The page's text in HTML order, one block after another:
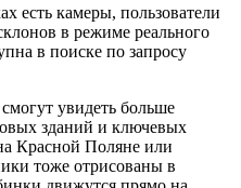
есть камеры, пользователи
в режиме реального
в поиске по запросу
увидеть больше
зданий и ключевых
Красной Поляне или
тоже отрисованы в